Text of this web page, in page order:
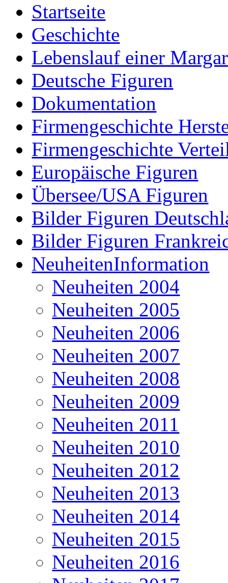
Startseite
Geschichte
Lebenslauf einer
Deutsche Figuren
Dokumentation
Firmengeschichte
Firmengeschichte
Europäische Figuren
Übersee/USA Figuren
Bilder Figuren
Bilder Figuren
NeuheitenInformation
Neuheiten 2004
Neuheiten 2005
Neuheiten 2006
Neuheiten 2007
Neuheiten 2008
Neuheiten 2009
Neuheiten 2011
Neuheiten 2010
Neuheiten 2012
Neuheiten 2013
Neuheiten 2014
Neuheiten 2015
Neuheiten 2016